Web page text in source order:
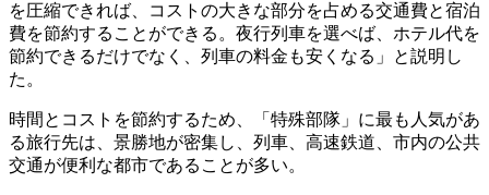
を圧縮できれば、コストの大きな部分を占める交通費と宿泊
費を節約することができる。夜行列車を選べば、ホテル代を
節約できるだけでなく、列車の料金も安くなる」と説明し
た。
時間とコストを節約するため、「特殊部隊」に最も人気があ
る旅行先は、景勝地が密集し、列車、高速鉄道、市内の公共
交通が便利な都市であることが多い。